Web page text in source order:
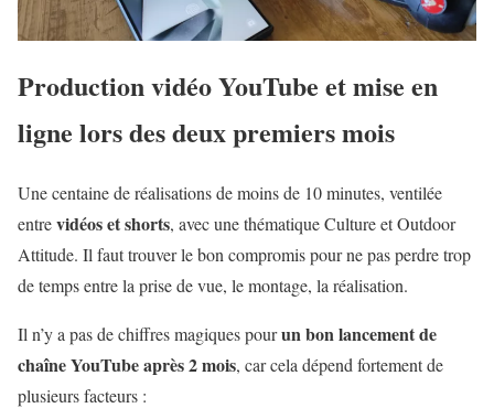
Production vidéo YouTube et mise en
ligne lors des deux premiers mois
Une centaine de réalisations de moins de 10 minutes, ventilée
entrevidéos et shorts, avec une thématique Culture et Outdoor
Attitude. Il faut trouver le bon compromis pour ne pas perdre trop
de temps entre la prise de vue, le montage, la réalisation.
Il n’y a pas de chiffres magiques pourun bon lancement de
chaîne YouTube après 2 mois, car cela dépend fortement de
plusieurs facteurs :